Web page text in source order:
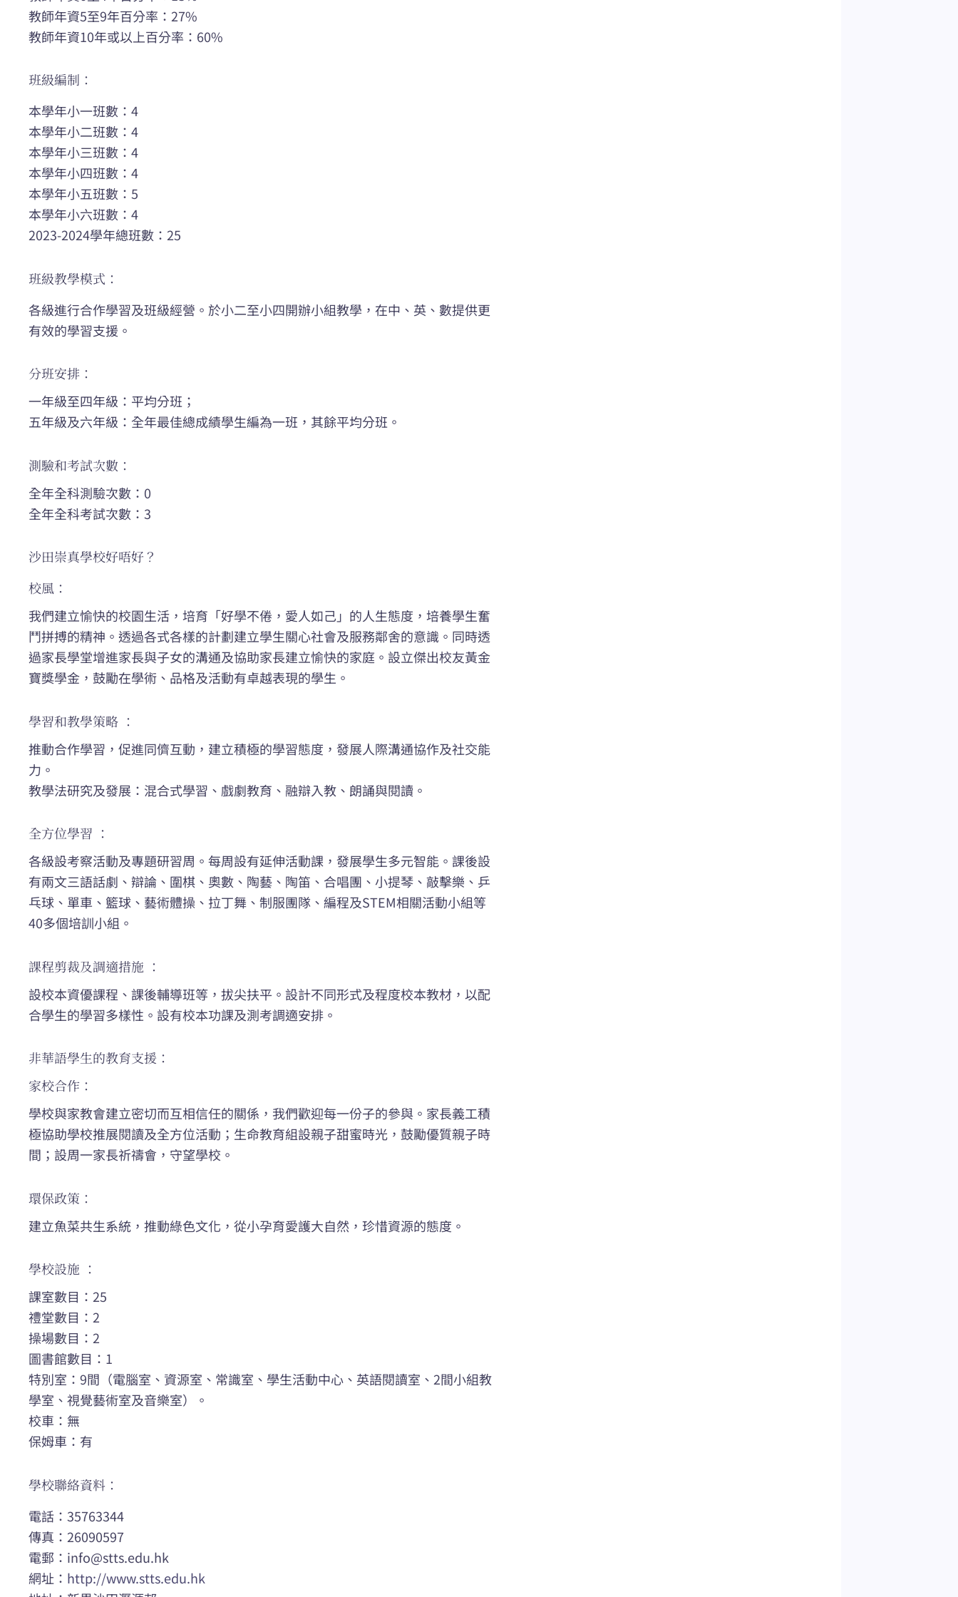
教師年資5至9年百分率：27%
教師年資10年或以上百分率：60%
班級編制：
本學年小一班數：4
本學年小二班數：4
本學年小三班數：4
本學年小四班數：4
本學年小五班數：5
本學年小六班數：4
2023-2024學年總班數：25
班級教學模式：
各級進行合作學習及班級經營。於小二至小四開辦小組教學，在中、英、數提供更
有效的學習支援。
分班安排：
一年級至四年級：平均分班；
五年級及六年級：全年最佳總成績學生編為一班，其餘平均分班。
測驗和考試次數：
全年全科測驗次數：0
全年全科考試次數：3
沙田崇真學校好唔好？
校風：
我們建立愉快的校園生活，培育「好學不倦，愛人如己」的人生態度，培養學生奮
鬥拼搏的精神。透過各式各樣的計劃建立學生關心社會及服務鄰舍的意識。同時透
過家長學堂增進家長與子女的溝通及協助家長建立愉快的家庭。設立傑出校友黃金
寶獎學金，鼓勵在學術、品格及活動有卓越表現的學生。
學習和教學策略 ：
推動合作學習，促進同儕互動，建立積極的學習態度，發展人際溝通協作及社交能
力。
教學法研究及發展：混合式學習、戲劇教育、融辯入教、朗誦與閱讀。
全方位學習 ：
各級設考察活動及專題研習周。每周設有延伸活動課，發展學生多元智能。課後設
有兩文三語話劇、辯論、圍棋、奧數、陶藝、陶笛、合唱團、小提琴、敲擊樂、乒
乓球、單車、籃球、藝術體操、拉丁舞、制服團隊、編程及STEM相關活動小組等
40多個培訓小組。
課程剪裁及調適措施 ：
設校本資優課程、課後輔導班等，拔尖扶平。設計不同形式及程度校本教材，以配
合學生的學習多樣性。設有校本功課及測考調適安排。
非華語學生的教育支援：
家校合作：
學校與家教會建立密切而互相信任的關係，我們歡迎每一份子的參與。家長義工積
極協助學校推展閱讀及全方位活動；生命教育組設親子甜蜜時光，鼓勵優質親子時
間；設周一家長祈禱會，守望學校。
環保政策：
建立魚菜共生系統，推動綠色文化，從小孕育愛護大自然，珍惜資源的態度。
學校設施 ：
課室數目：25
禮堂數目：2
操場數目：2
圖書館數目：1
特別室：9間（電腦室、資源室、常識室、學生活動中心、英語閱讀室、2間小組教
學室、視覺藝術室及音樂室）。
校車：無
保姆車：有
學校聯絡資料：
電話：35763344
傳真：26090597
電郵： info@stts.edu.hk
網址： http://www.stts.edu.hk